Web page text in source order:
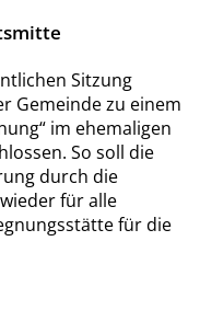
Sitzung
Gemeinde zu einem
im ehemaligen
So soll die
durch die
für alle
für die